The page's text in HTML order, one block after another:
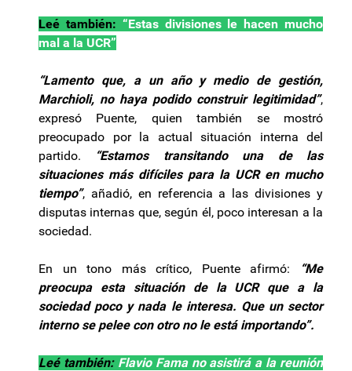
Leé también: “Estas divisiones le hacen mucho
mal a la UCR”
“Lamento que, a un año y medio de gestión,
Marchioli, no haya podido construir legitimidad”,
expresó Puente, quien también se mostró
preocupado por la actual situación interna del
partido.
“Estamos transitando una de las
situaciones más difíciles para la UCR en mucho
tiempo”, añadió, en referencia a las divisiones y
disputas internas que, según él, poco interesan a la
sociedad.
En un tono más crítico, Puente afirmó:
“Me
preocupa esta situación de la UCR que a la
sociedad poco y nada le interesa. Que un sector
interno se pelee con otro no le está importando”.
Leé también: Flavio Fama no asistirá a la reunión